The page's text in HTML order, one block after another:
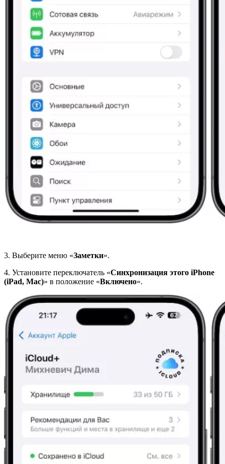
3. Выберите меню «Заметки».
4. Установите переключатель «Синхронизация этого iPhone
(iPad, Mac)» в положение «Включено».